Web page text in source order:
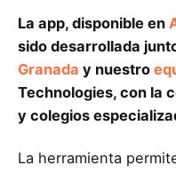
La app, disponible en
sido desarrollada
Granada y nuestro
Technologies, con la
y colegios
La herramienta